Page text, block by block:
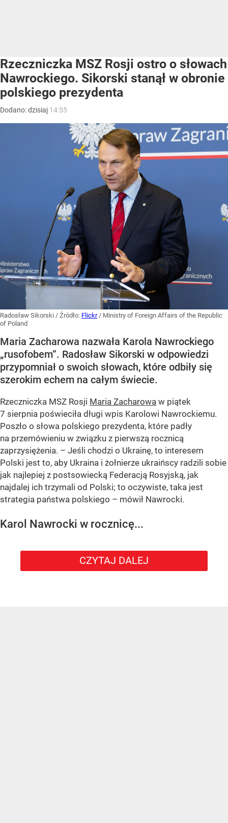
Rzeczniczka MSZ Rosji ostro o słowach
Nawrockiego. Sikorski stanął w obronie
polskiego prezydenta
Dodano:dzisiaj 14:55
Radosław Sikorski / Źródło: Flickr / Ministry of Foreign Affairs of the Republic
of Poland
Maria Zacharowa nazwała Karola Nawrockiego
„rusofobem”. Radosław Sikorski w odpowiedzi
przypomniał o swoich słowach, które odbiły się
szerokim echem na całym świecie.
Rzeczniczka MSZ Rosji Maria Zacharowa w piątek
7 sierpnia poświeciła długi wpis Karolowi Nawrockiemu.
Poszło o słowa polskiego prezydenta, które padły
na przemówieniu w związku z pierwszą rocznicą
zaprzysiężenia. – Jeśli chodzi o Ukrainę, to interesem
Polski jest to, aby Ukraina i żołnierze ukraińscy radzili sobie
jak najlepiej z postsowiecką Federacją Rosyjską, jak
najdalej ich trzymali od Polski; to oczywiste, taka jest
strategia państwa polskiego – mówił Nawrocki.
Karol Nawrocki w rocznicę...
CZYTAJ DALEJ